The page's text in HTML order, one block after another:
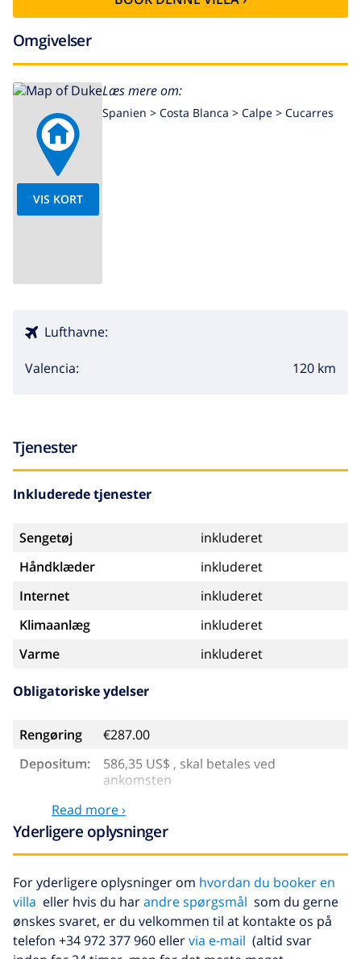
Omgivelser
VIS KORT
Læs mere om:
Spanien > Costa Blanca > Calpe > Cucarres
Lufthavne:
Valencia: 120 km
Tjenester
Inkluderede tjenester
Sengetøj
inkluderet
Håndklæder
inkluderet
Internet
inkluderet
Klimaanlæg
inkluderet
Varme
inkluderet
Obligatoriske ydelser
Rengøring
€287.00
Depositum:
586,35 US$ , skal betales ved
ankomsten
Valgfri tjenester
Ekstra seng
14,07 US$ per dag
Afbestillings fond:
4.80% af det samlede beløb
Read more ›
Yderligere oplysninger
For yderligere oplysninger om hvordan du booker en
villa eller hvis du harandre spørgsmål som du gerne
ønskes svaret, er du velkommen til at kontakte os på
telefon +34 972 377 960 ellervia e-mail (altid svar